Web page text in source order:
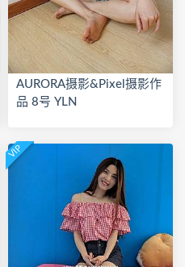
AURORA摄影&Pixel摄影作
品 8号 YLN
VIP